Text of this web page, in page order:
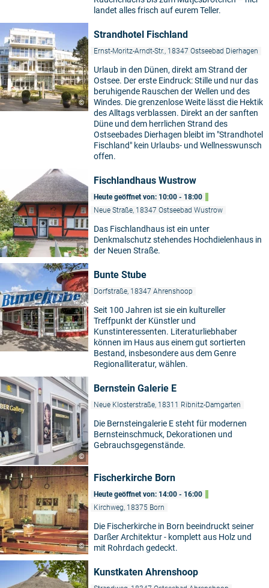
landet alles frisch auf eurem Teller.
©
Strandhotel Fischland
Ernst-Moritz-Arndt-Str., 18347 Ostseebad Dierhagen
Urlaub in den Dünen, direkt am Strand der
Ostsee. Der erste Eindruck: Stille und nur das
beruhigende Rauschen der Wellen und des
Windes. Die grenzenlose Weite lässt die Hektik
des Alltags verblassen. Direkt an der sanften
Düne und dem herrlichen Strand des
Ostseebades Dierhagen bleibt im "Strandhotel
Fischland" kein Urlaubs- und Wellnesswunsch
offen.
©
Fischlandhaus Wustrow
Heute geöffnet von: 10:00 - 18:00
Neue Straße, 18347 Ostseebad Wustrow
Das Fischlandhaus ist ein unter
Denkmalschutz stehendes Hochdielenhaus in
der Neuen Straße.
Bunte Stube
Dorfstraße, 18347 Ahrenshoop
Seit 100 Jahren ist sie ein kultureller
Treffpunkt der Künstler und
Kunstinteressenten. Literaturliebhaber
können im Haus aus einem gut sortierten
Bestand, insbesondere aus dem Genre
Regionalliteratur, wählen.
©
Bernstein Galerie E
Neue Klosterstraße, 18311 Ribnitz-Damgarten
Die Bernsteingalerie E steht für modernen
Bernsteinschmuck, Dekorationen und
Gebrauchsgegenstände.
©
Fischerkirche Born
Heute geöffnet von: 14:00 - 16:00
Kirchweg, 18375 Born
Die Fischerkirche in Born beeindruckt seiner
Darßer Architektur - komplett aus Holz und
mit Rohrdach gedeckt.
Kunstkaten Ahrenshoop